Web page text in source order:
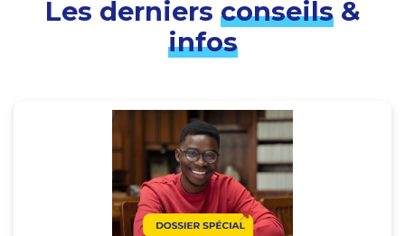
Les derniers conseils&
infos